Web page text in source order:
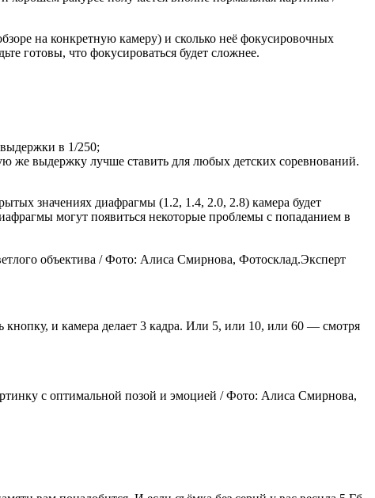
на конкретную камеру) и сколько неё фокусировочных
готовы, что фокусироваться будет сложнее.
в 1/250;
же выдержку лучше ставить для любых детских соревнований.
значениях диафрагмы (1.2, 1.4, 2.0, 2.8) камера будет
могут появиться некоторые проблемы с попаданием в
объектива / Фото: Алиса Смирнова, Фотосклад.Эксперт
и камера делает 3 кадра. Или 5, или 10, или 60 — смотря
с оптимальной позой и эмоцией / Фото: Алиса Смирнова,